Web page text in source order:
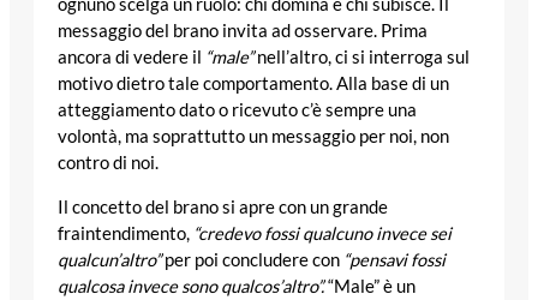
ognuno scelga un ruolo: chi domina e chi subisce. Il
messaggio del brano invita ad osservare. Prima
ancora di vedere il “male”nell’altro, ci si interroga sul
motivo dietro tale comportamento. Alla base di un
atteggiamento dato o ricevuto c’è sempre una
volontà, ma soprattutto un messaggio per noi, non
contro di noi.
Il concetto del brano si apre con un grande
fraintendimento, “credevo fossi qualcuno invece sei
qualcun’altro”per poi concludere con “pensavi fossi
qualcosa invece sono qualcos’altro”.“Male” è un